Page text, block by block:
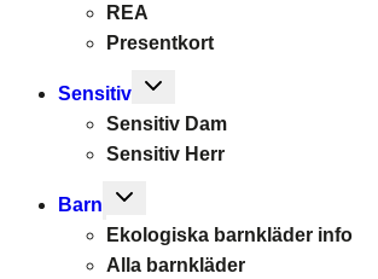
REA
Presentkort
Sensitiv
Toggle
menu
Sensitiv Dam
Sensitiv Herr
Barn
Toggle
menu
Ekologiska barnkläder info
Alla barnkläder